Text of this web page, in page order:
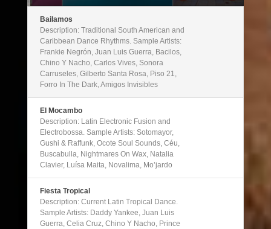
Bailamos
Description: Traditional South American and
Caribbean Dance Rhythms. Sample Artists:
Frankie Negrón, Juan Luis Guerra, Bacilos,
Chino Y Nacho, Carlos Vives, Sonora
Carruseles, Gilberto Santa Rosa, Piso 21,
Forro In The Dark, Amigos Invisibles
El Mocambo
Description: Latin Electronic Fusion and
Electrobossa. Sample Artists: Sotomayor,
Gushi & Raffunk, Ocote Soul Sounds, Céu,
Buscabulla, Nightmares On Wax, Natalia
Clavier, Luísa Maita, Novalima, Mo’jardo
Fiesta Tropical
Description: Current Latin Tropical Dance.
Sample Artists: Daddy Yankee, Juan Luis
Guerra, Celia Cruz, Chino Y Nacho, Prince